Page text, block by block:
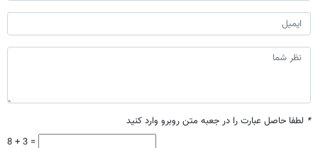
* لطفا حاصل عبارت را در جعبه متن روبرو وارد کنید
8 + 3 =